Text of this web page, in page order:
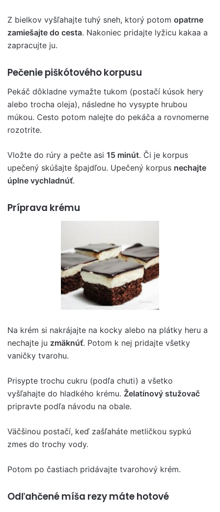
Z bielkov vyšľahajte tuhý sneh, ktorý potom opatrne
zamiešajte do cesta. Nakoniec pridajte lyžicu kakaa a
zapracujte ju.
Pečenie piškótového korpusu
Pekáč dôkladne vymažte tukom (postačí kúsok hery
alebo trocha oleja), následne ho vysypte hrubou
múkou. Cesto potom nalejte do pekáča a rovnomerne
rozotrite.
Vložte do rúry a pečte asi 15 minút. Či je korpus
upečený skúšajte špajdľou. Upečený korpus nechajte
úplne vychladnúť.
Príprava krému
Na krém si nakrájajte na kocky alebo na plátky heru a
nechajte ju zmäknúť. Potom k nej pridajte všetky
vaničky tvarohu.
Prisypte trochu cukru (podľa chuti) a všetko
vyšľahajte do hladkého krému. Želatínový stužovač
pripravte podľa návodu na obale.
Väčšinou postačí, keď zašľaháte metličkou sypkú
zmes do trochy vody.
Potom po častiach pridávajte tvarohový krém.
Odľahčené míša rezy máte hotové